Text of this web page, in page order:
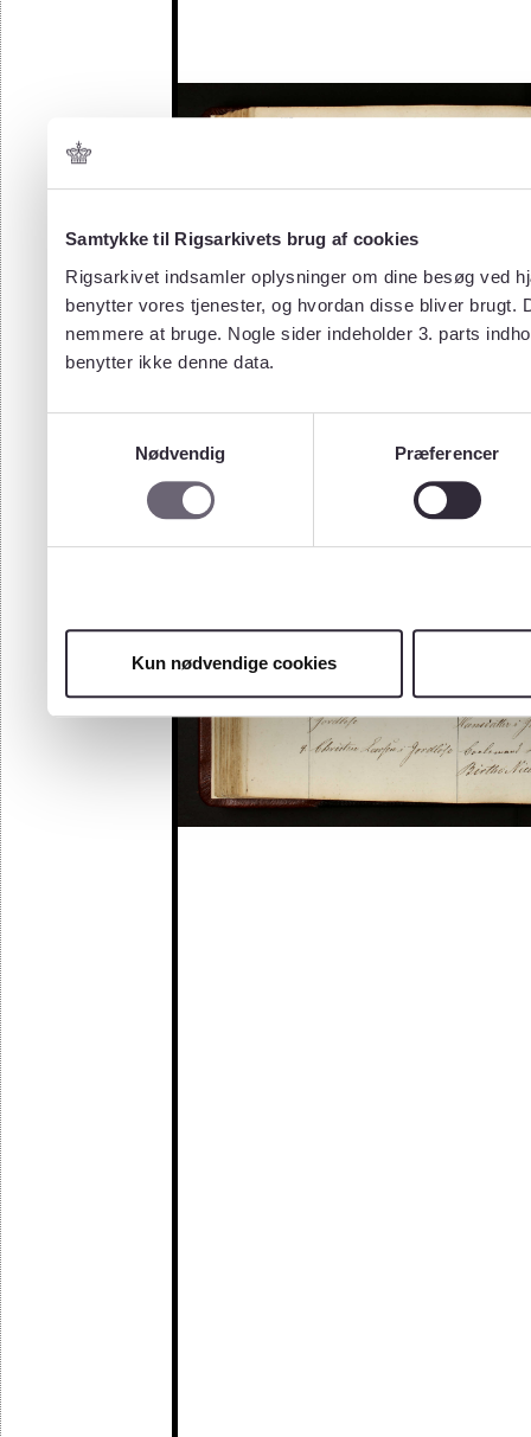
Samtykke til Rigsarkivets brug af cookies
Rigsarkivet indsamler oplysninger om dine besøg ved
benytter vores tjenester, og hvordan disse bliver
nemmere at bruge. Nogle sider indeholder 3. parts
benytter ikke denne data.
Nødvendig
Præferencer
Kun nødvendige cookies